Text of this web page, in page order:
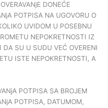
DONEĆE
POTPISA NA UGOVORU O
UVIDOM U POSEBNU
NEPOKRETNOSTI IZ
SU U SUDU VEĆ OVERENI
ISTE NEPOKRETNOSTI, A
POTPISA SA BROJEM
POTPISA, DATUMOM,